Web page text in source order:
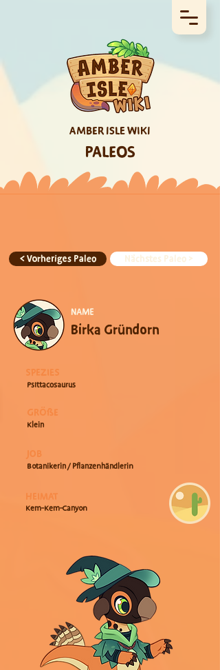
AMBER ISLE WIKI
PALEOS
< Vorheriges Paleo Nächstes Paleo >
NAME
Birka Gründorn
SPEZIES
Psittacosaurus
GRÖßE
Klein
JOB
Botanikerin / Pflanzenhändlerin
HEIMAT
Kem-Kem-Canyon